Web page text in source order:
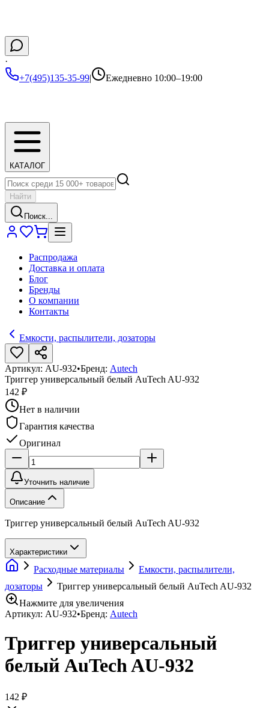
·
+7(495)135-35-99| Ежедневно 10:00–19:00
КАТАЛОГ
Найти
Поиск...
Распродажа
Доставка и оплата
Блог
Бренды
О компании
Контакты
Емкости, распылители, дозаторы
Артикул: AU-932•Бренд: Autech
Триггер универсальный белый AuTech AU-932
142 ₽
Нет в наличии
Гарантия качества
Оригинал
Уточнить наличие
Описание
Триггер универсальный белый AuTech AU-932
Характеристики
Расходные материалы
Емкости, распылители,
дозаторы
Триггер универсальный белый AuTech AU-932
Нажмите для увеличения
Артикул: AU-932•Бренд: Autech
Триггер универсальный
белый AuTech AU-932
142 ₽